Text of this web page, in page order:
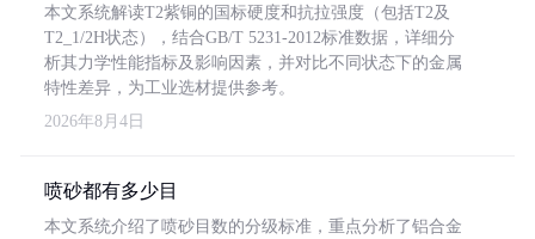
本文系统解读T2紫铜的国标硬度和抗拉强度（包括T2及
T2_1/2H状态），结合GB/T 5231-2012标准数据，详细分
析其力学性能指标及影响因素，并对比不同状态下的金属
特性差异，为工业选材提供参考。
2026年8月4日
喷砂都有多少目
本文系统介绍了喷砂目数的分级标准，重点分析了铝合金